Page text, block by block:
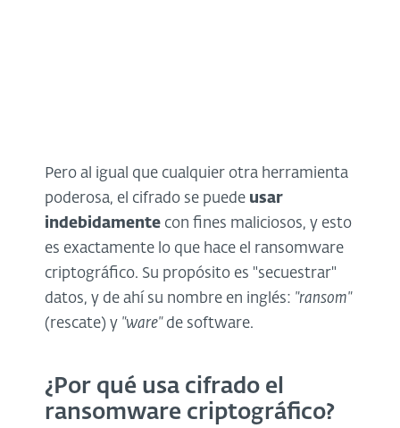
Pero al igual que cualquier otra herramienta
poderosa, el cifrado se puede usar
indebidamente con fines maliciosos, y esto
es exactamente lo que hace el ransomware
criptográfico. Su propósito es "secuestrar"
datos, y de ahí su nombre en inglés: "ransom"
(rescate) y "ware" de software.
¿Por qué usa cifrado el
ransomware criptográfico?